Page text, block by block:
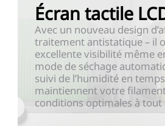
Écran tactile
Avec un nouveau design
traitement antistatique – il
excellente visibilité même
mode de séchage
suivi de l’humidité en
maintiennent votre
conditions optimales à